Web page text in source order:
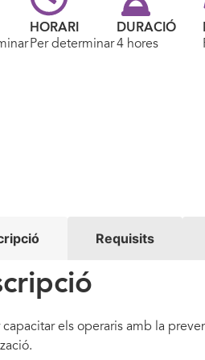
HORARI
Per determinar
DURACIÓ
4 hores
Requisits
els operaris amb la